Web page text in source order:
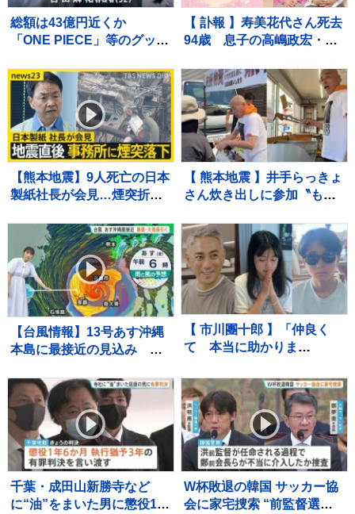
総額は43億円近くか
「ONE PIECE」等のグッズ
繰り返した偽計業務妨害の
疑いで女（32）逮捕「日々
の生活でストレスたま
り」 警視庁
【 訃報 】寿美花代さん死去
94歳 息子の高嶋政宏・政
大女優 寿美花代だった母で
した」
【熊本地震】9人死亡の日本
製紙社長が会見…煙突折れ
受け止め」 八代市などで
続く断水解消のカギは“配水
管”【news23】
【 熊本地震 】井手らっきょ
さん炊き出しに参加〝もら
が精一杯〟自身の店も被害
に
【台風情報】13号あす沖縄
本島に最接近の見込み ス
が長引くおそれ【予報士解
説】
【 市川團十郎 】「仲良く
て 本当に助かりま
外の南国リゾート〟で過ご
す夏休み 「移動です」次
なる滞在場所へ
千葉・成田山新勝寺など
に“油”をまいた男に懲役1年
W杯敗退の韓国 サッカー協
会に家宅捜索 “前監督選